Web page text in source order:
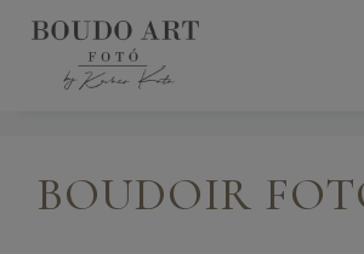
BOUDOIR